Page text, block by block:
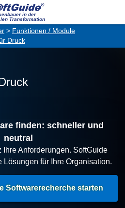
in der
Transformation
> Funktionen / Module
Druck
finden: schneller und
neutral
Ihre Anforderungen. SoftGuide
Lösungen für Ihre Organisation.
Softwarerecherche starten